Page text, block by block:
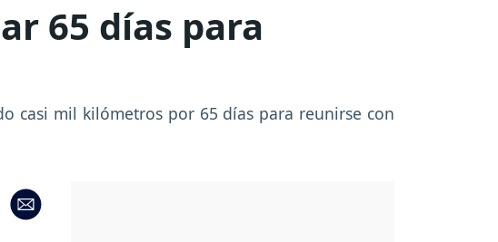
65 días para
casi mil kilómetros por 65 días para reunirse con